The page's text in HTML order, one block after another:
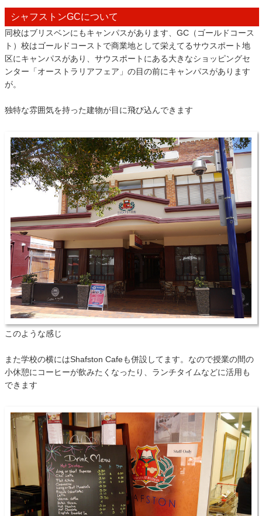
シャフストンGCについて
同校はブリスベンにもキャンパスがあります、GC（ゴールドコース
ト）校はゴールドコーストで商業地として栄えてるサウスポート地
区にキャンパスがあり、サウスポートにある大きなショッピングセ
ンター「オーストラリアフェア」の目の前にキャンパスがあります
が。
独特な雰囲気を持った建物が目に飛び込んできます
このような感じ
また学校の横にはShafston Cafeも併設してます。なので授業の間の
小休憩にコーヒーが飲みたくなったり、ランチタイムなどに活用も
できます